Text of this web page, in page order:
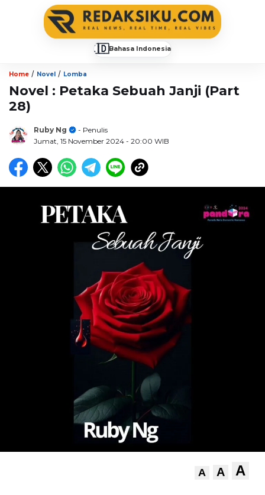
🇮🇩Bahasa Indonesia
Home / Novel / Lomba
Novel : Petaka Sebuah Janji (Part
28)
Ruby Ng
- Penulis
Jumat, 15 November 2024 - 20:00 WIB
A A A